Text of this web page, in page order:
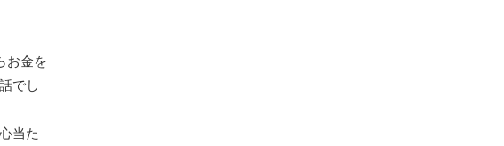
お金を
でし
当た